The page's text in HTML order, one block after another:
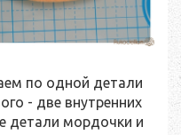
по одной детали
- две внутренних
детали мордочки и